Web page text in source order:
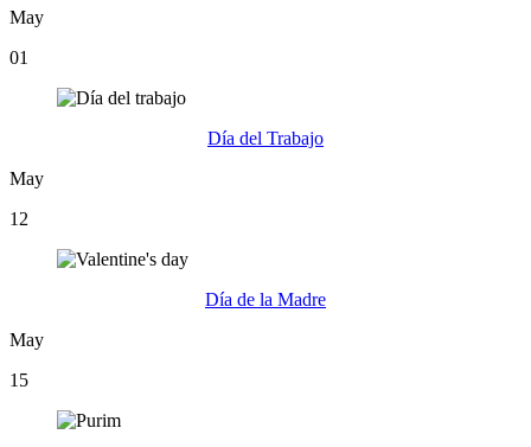
May
01
Día del Trabajo
May
12
Día de la Madre
May
15